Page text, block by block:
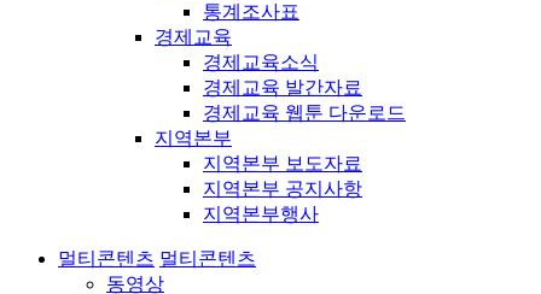
통계조사표
경제교육
경제교육소식
경제교육 발간자료
경제교육 웹툰 다운로드
지역본부
지역본부 보도자료
지역본부 공지사항
지역본부행사
멀티콘텐츠 멀티콘텐츠
동영상